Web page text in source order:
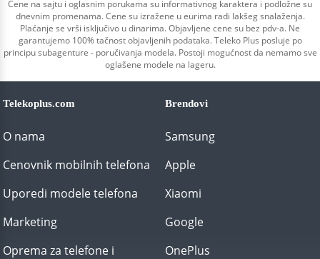
Cene na sajtu i oglasnim porukama su informativnog karaktera i podložne su
dnevnim promenama. Cene su izražene u eurima radi lakšeg snalaženja.
Plaćanje se vrši isključivo u dinarima. Objavljene cene su bez pdv-a. Ne
garantujemo 100% tačnost objavljenih podataka. Teleko Plus posluje po
principu subagenture - poručivanja modela. Postoji mogućnost da nemamo sve
oglašene modele na lageru.
Telekoplus.com
O nama
Cenovnik mobilnih telefona
Uporedi modele telefona
Marketing
Oprema za telefone i
Brendovi
Samsung
Apple
Xiaomi
Google
OnePlus